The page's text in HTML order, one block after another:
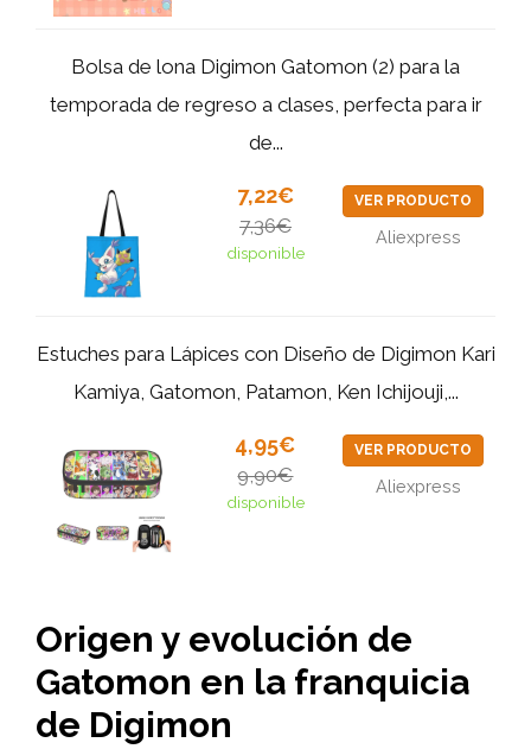
Bolsa de lona Digimon Gatomon (2) para la
temporada de regreso a clases, perfecta para ir
de...
7,22€
7,36€
disponible
VER PRODUCTO
Aliexpress
Estuches para Lápices con Diseño de Digimon Kari
Kamiya, Gatomon, Patamon, Ken Ichijouji,...
4,95€
9,90€
disponible
VER PRODUCTO
Aliexpress
Origen y evolución de
Gatomon en la franquicia
de Digimon